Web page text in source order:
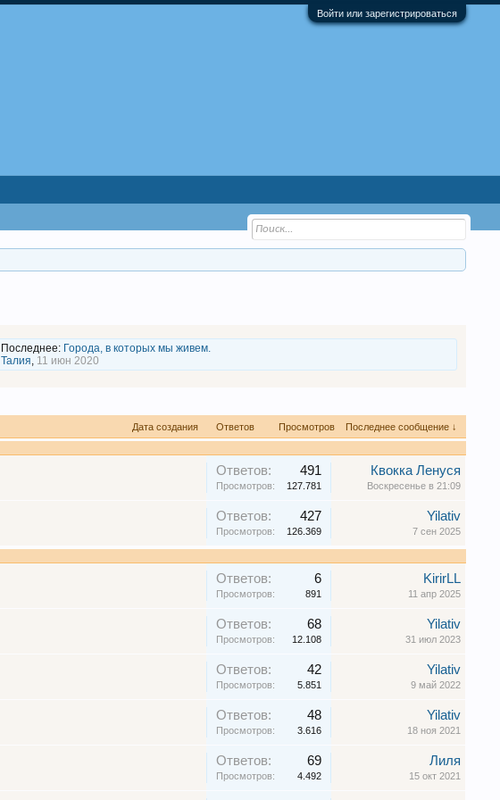
Войти или зарегистрироваться
Последнее: Города, в которых мы живем.
Талия, 11 июн 2020
Дата создания Ответов Просмотров
Последнее сообщение ↓
Ответов: 491
Просмотров: 127.781
Квокка Ленуся
Воскресенье в 21:09
Ответов: 427
Просмотров: 126.369
Yilativ
7 сен 2025
Ответов: 6
Просмотров: 891
KirirLL
11 апр 2025
Ответов: 68
Просмотров: 12.108
Yilativ
31 июл 2023
Ответов: 42
Просмотров: 5.851
Yilativ
9 май 2022
Ответов: 48
Просмотров: 3.616
Yilativ
18 ноя 2021
Ответов: 69
Просмотров: 4.492
Лиля
15 окт 2021